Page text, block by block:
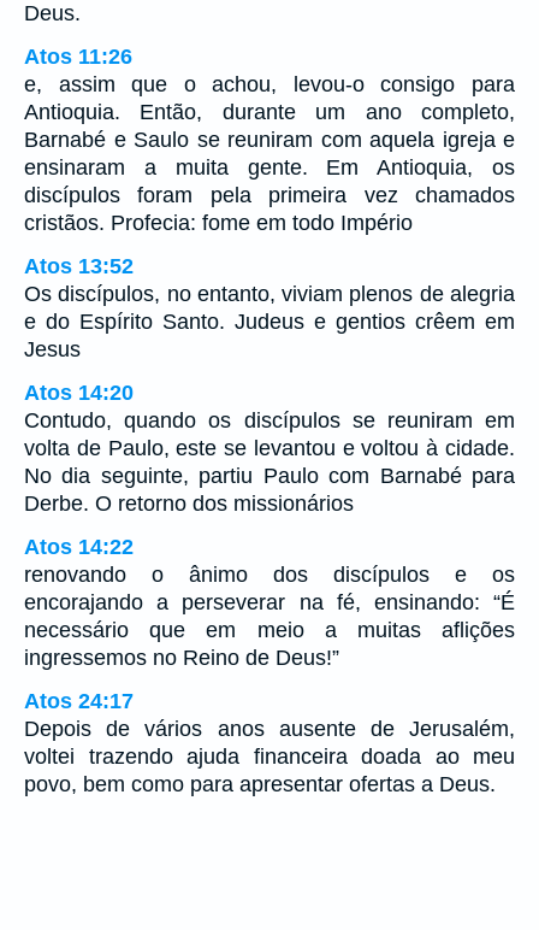
Deus.
Atos 11:26
e, assim que o achou, levou-o consigo para
Antioquia. Então, durante um ano completo,
Barnabé e Saulo se reuniram com aquela igreja e
ensinaram a muita gente. Em Antioquia, os
discípulos foram pela primeira vez chamados
cristãos. Profecia: fome em todo Império
Atos 13:52
Os discípulos, no entanto, viviam plenos de alegria
e do Espírito Santo. Judeus e gentios crêem em
Jesus
Atos 14:20
Contudo, quando os discípulos se reuniram em
volta de Paulo, este se levantou e voltou à cidade.
No dia seguinte, partiu Paulo com Barnabé para
Derbe. O retorno dos missionários
Atos 14:22
renovando o ânimo dos discípulos e os
encorajando a perseverar na fé, ensinando: “É
necessário que em meio a muitas aflições
ingressemos no Reino de Deus!”
Atos 24:17
Depois de vários anos ausente de Jerusalém,
voltei trazendo ajuda financeira doada ao meu
povo, bem como para apresentar ofertas a Deus.